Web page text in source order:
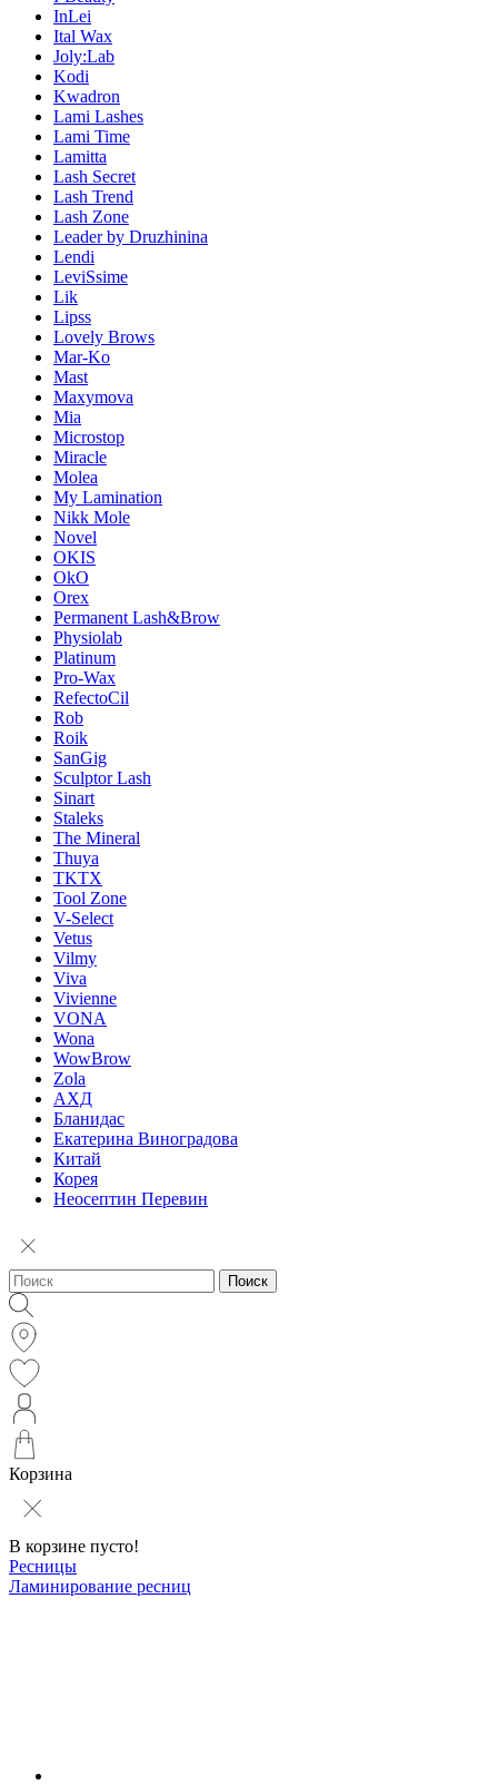
InLei
Ital Wax
Joly:Lab
Kodi
Kwadron
Lami Lashes
Lami Time
Lamitta
Lash Secret
Lash Trend
Lash Zone
Leader by Druzhinina
Lendi
LeviSsime
Lik
Lipss
Lovely Brows
Mar-Ko
Mast
Maxymova
Mia
Microstop
Miracle
Molea
My Lamination
Nikk Mole
Novel
OKIS
OkO
Orex
Permanent Lash&Brow
Physiolab
Platinum
Pro-Wax
RefectoCil
Rob
Roik
SanGig
Sculptor Lash
Sinart
Staleks
The Mineral
Thuya
TKTX
Tool Zone
V-Select
Vetus
Vilmy
Viva
Vivienne
VONA
Wona
WowBrow
Zola
АХД
Бланидас
Екатерина Виноградова
Китай
Корея
Неосептин Перевин
Поиск
Корзина
В корзине пусто!
Ресницы
Ламинирование ресниц